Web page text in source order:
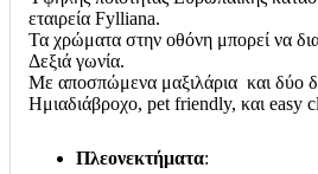
εταιρεία Fylliana.
Τα χρώματα στην οθόνη μπορεί να
Δεξιά γωνία.
Με αποσπώμενα μαξιλάρια και δύο
Ημιαδιάβροχο, pet friendly, και easy
Πλεονεκτήματα: